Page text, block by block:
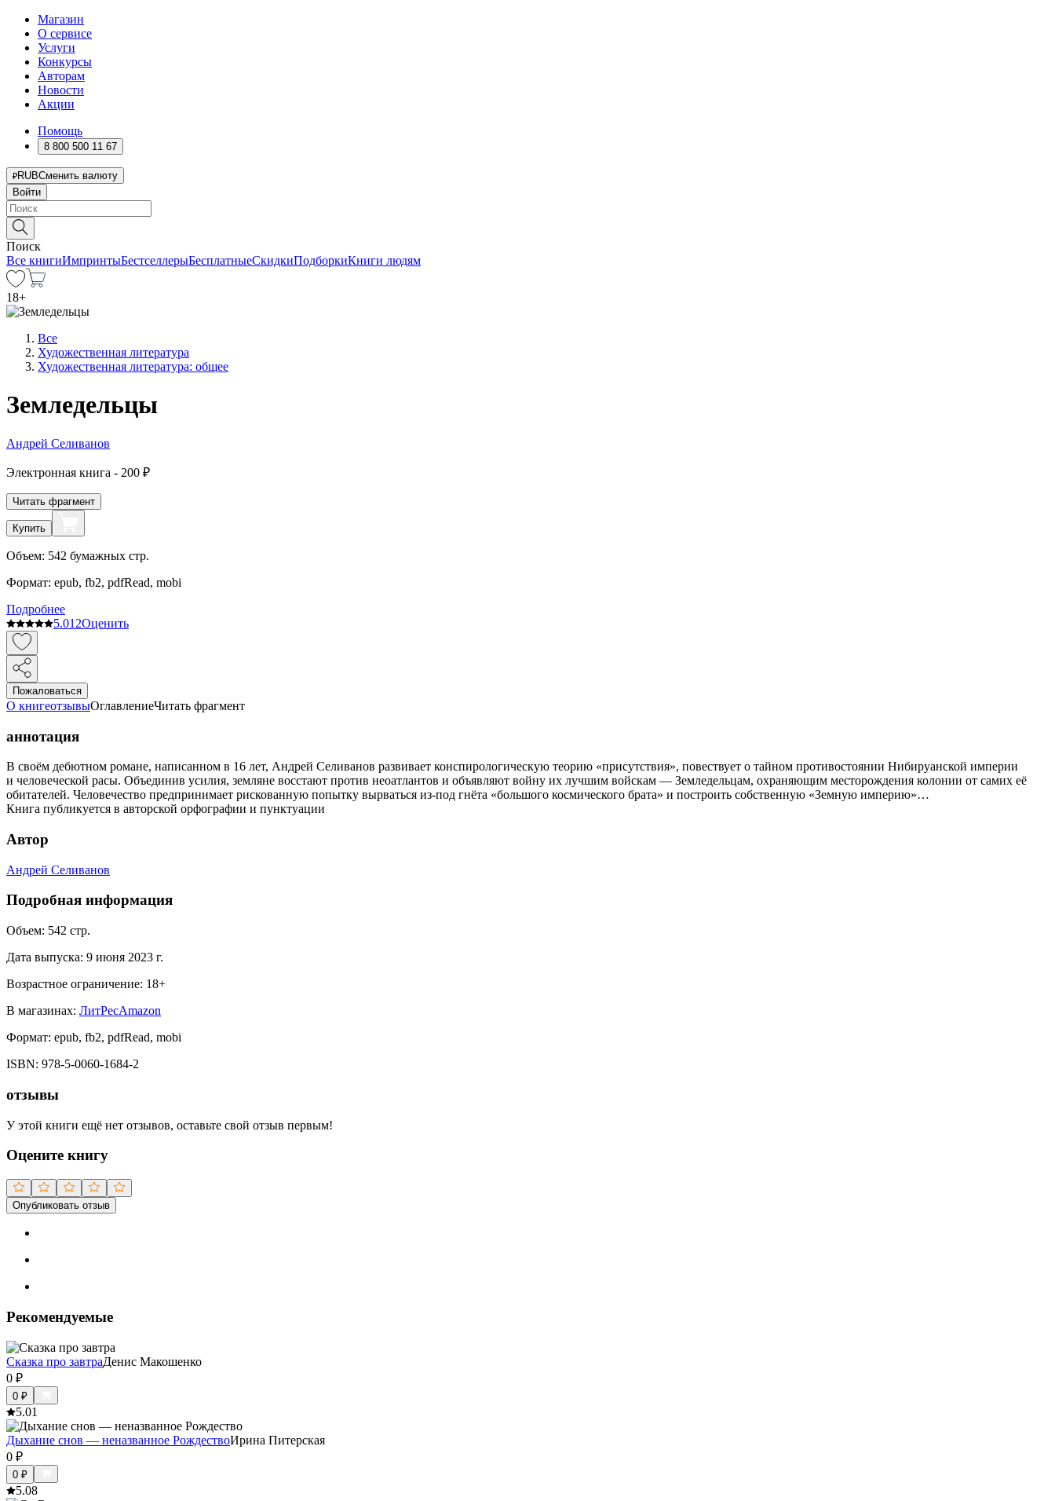
Магазин
О сервисе
Услуги
Конкурсы
Авторам
Новости
Акции
Помощь
8 800 500 11 67
RUBСменить валюту
Войти
Поиск
Все книгиИмпринтыБестселлерыБесплатныеСкидкиПодборкиКниги людям
18+
Все
Художественная литература
Художественная литература: общее
Земледельцы
Андрей Селиванов
Электронная книга - 200 ₽
Читать фрагмент
Купить
Объем: 542 бумажных стр.
Формат: epub, fb2, pdfRead, mobi
Подробнее
5.012Оценить
Пожаловаться
О книгеотзывыОглавлениеЧитать фрагмент
аннотация
В своём дебютном романе, написанном в 16 лет, Андрей Селиванов развивает конспирологическую теорию «присутствия», повествует о тайном противостоянии Нибируанской империи
и человеческой расы. Объединив усилия, земляне восстают против неоатлантов и объявляют войну их лучшим войскам — Земледельцам, охраняющим месторождения колонии от самих её
обитателей. Человечество предпринимает рискованную попытку вырваться из-под гнёта «большого космического брата» и построить собственную «Земную империю»…
Книга публикуется в авторской орфографии и пунктуации
Автор
Андрей Селиванов
Подробная информация
Объем: 542 стр.
Дата выпуска: 9 июня 2023 г.
Возрастное ограничение: 18+
В магазинах: ЛитРесAmazon
Формат: epub, fb2, pdfRead, mobi
ISBN: 978-5-0060-1684-2
отзывы
У этой книги ещё нет отзывов, оставьте свой отзыв первым!
Оцените книгу
Опубликовать отзыв
Рекомендуемые
Сказка про завтраДенис Макошенко
0 ₽
0 ₽
5.01
Дыхание снов — неназванное РождествоИрина Питерская
0 ₽
0 ₽
5.08